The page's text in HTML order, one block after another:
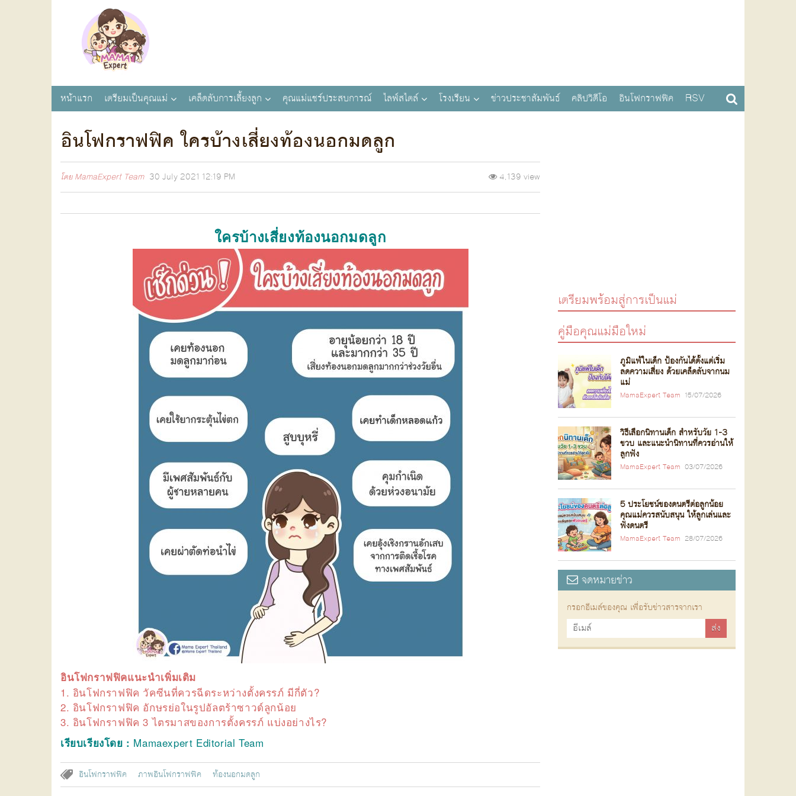
หน้าแรก เตรียมเป็นคุณแม่ เคล็ดลับการเลี้ยงลูก คุณแม่แชร์ประสบการณ์ ไลฟ์สไตล์ โรงเรียน ข่าวประชาสัมพันธ์ คลิปวิดีโอ อินโฟกราฟฟิค RSV
อินโฟกราฟฟิค ใครบ้างเสี่ยงท้องนอกมดลูก
โดยMamaExpert Team 30 July 2021 12:19 PM 4,139 view
ใครบ้างเสี่ยงท้องนอกมดลูก
อินโฟกราฟฟิคแนะนำเพิ่มเติม
1. อินโฟกราฟฟิค วัคซีนที่ควรฉีดระหว่างตั้งครรภ์ มีกี่ตัว?
2. อินโฟกราฟฟิค อักษรย่อในรูปอัลตร้าซาวด์ลูกน้อย
3. อินโฟกราฟฟิค 3 ไตรมาสของการตั้งครรภ์ แบ่งอย่างไร?
เรียบเรียงโดย : Mamaexpert Editorial Team
อินโฟกราฟฟิค ภาพอินโฟกราฟฟิค ท้องนอกมดลูก
เตรียมพร้อมสู่การเป็นแม่
คู่มือคุณแม่มือใหม่
ภูมิแพ้ในเด็ก ป้องกันได้ตั้งแต่เริ่ม
ลดความเสี่ยง ด้วยเคล็ดลับจากนม
แม่
MamaExpert Team 15/07/2026
วิธีเลือกนิทานเด็ก สำหรับวัย 1-3
ขวบ และแนะนำนิทานที่ควรอ่านให้
ลูกฟัง
MamaExpert Team 03/07/2026
5 ประโยชน์ของดนตรีต่อลูกน้อย
คุณแม่ควรสนับสนุน ให้ลูกเล่นและ
ฟังดนตรี
MamaExpert Team 28/07/2026
จดหมายข่าว
กรอกอีเมล์ของคุณ เพื่อรับข่าวสารจากเรา